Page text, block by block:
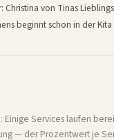
Christina von Tinas
beginnt schon in der Kita
Einige Services laufen
— der Prozentwert je